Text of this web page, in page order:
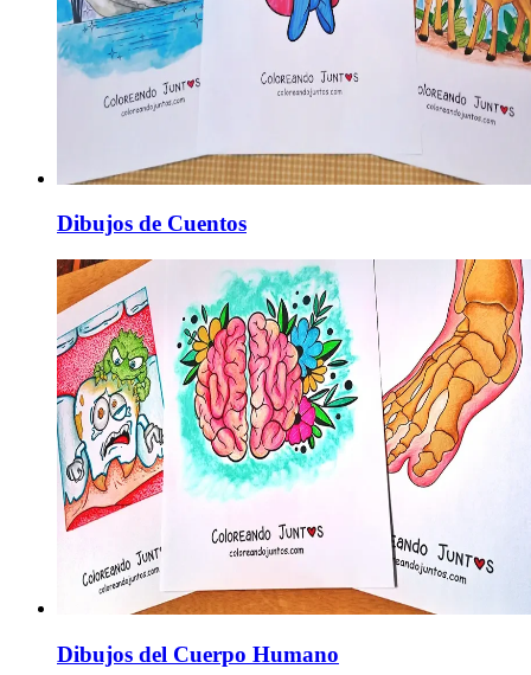
Dibujos de Cuentos
Dibujos del Cuerpo Humano